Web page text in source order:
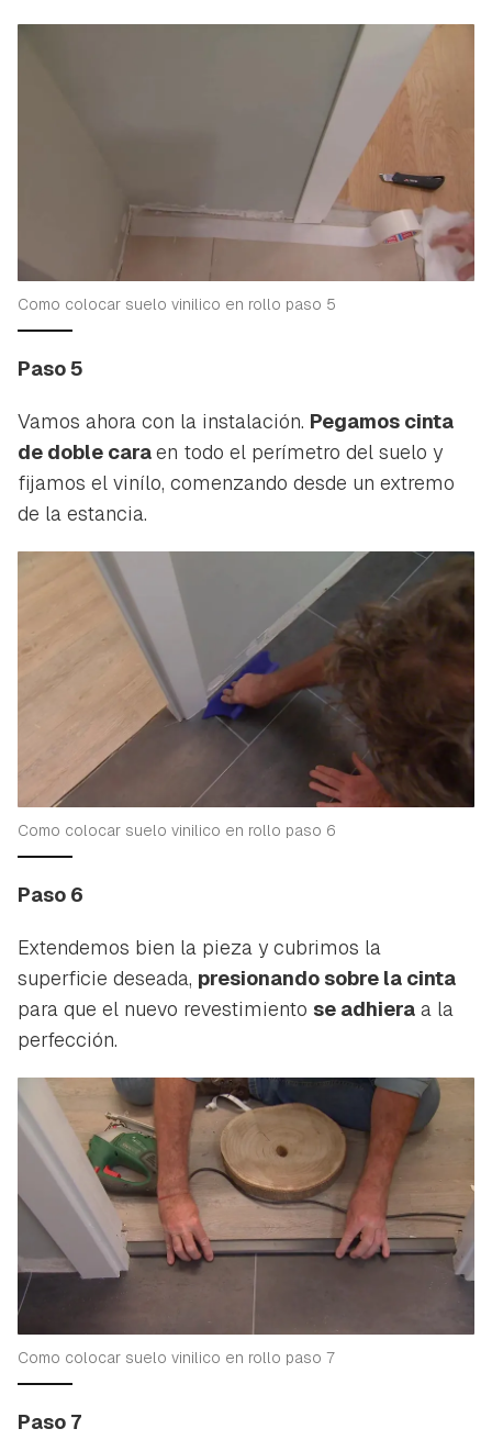
Como colocar suelo vinilico en rollo paso 5
Paso 5
Vamos ahora con la instalación. Pegamos cinta
de doble caraen todo el perímetro del suelo y
fijamos el vinílo, comenzando desde un extremo
de la estancia.
Como colocar suelo vinilico en rollo paso 6
Paso 6
Extendemos bien la pieza y cubrimos la
superficie deseada, presionando sobre la cinta
para que el nuevo revestimiento se adhiera a la
perfección.
Como colocar suelo vinilico en rollo paso 7
Paso 7